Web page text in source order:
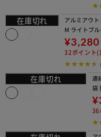
32
アルミチェア
662 タン
¥2,750
27ポイント(1